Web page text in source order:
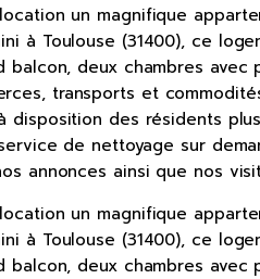
un magnifique
à Toulouse (31400), ce
deux chambres
transports et
des résidents
de nettoyage sur
annonces ainsi que nos
location un magnifique
à Toulouse (31400), ce
deux chambres